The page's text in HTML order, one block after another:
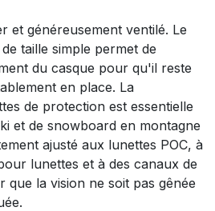
et généreusement ventilé. Le
taille simple permet de
du casque pour qu'il reste
en place. La
de protection est essentielle
et de snowboard en montagne
ajusté aux lunettes POC, à
lunettes et à des canaux de
que la vision ne soit pas gênée